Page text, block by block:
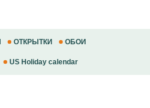
ОТКРЫТКИ ОБОИ
US Holiday calendar